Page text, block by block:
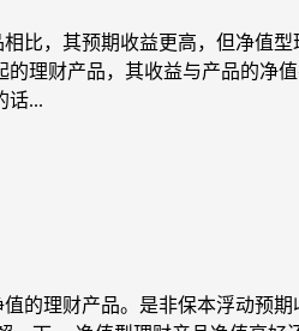
比，其预期收益更高，但净值
理财产品，其收益与产品的净
话...
的理财产品。是非保本浮动预